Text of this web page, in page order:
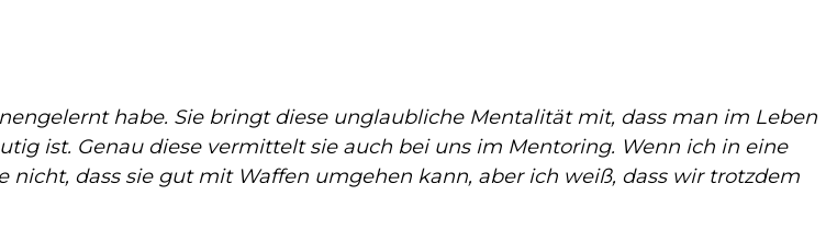
habe. Sie bringt diese unglaubliche Mentalität mit, dass man im Leben
ist. Genau diese vermittelt sie auch bei uns im Mentoring. Wenn ich in eine
dass sie gut mit Waffen umgehen kann, aber ich weiß, dass wir trotzdem